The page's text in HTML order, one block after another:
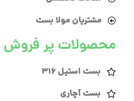
مشتریان مولا بست
محصولات پر فروش
بست استیل 316
بست آچاری